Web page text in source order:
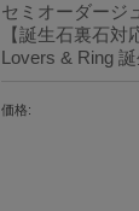
セミオーダージ
【誕生石裏石
Lovers & Ring
価格: